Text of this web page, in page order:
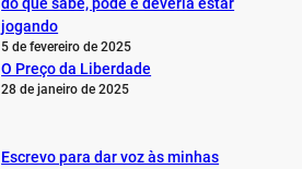
do que sabe, pode e deveria estar
jogando
5 de fevereiro de 2025
O Preço da Liberdade
28 de janeiro de 2025
Escrevo para dar voz às minhas